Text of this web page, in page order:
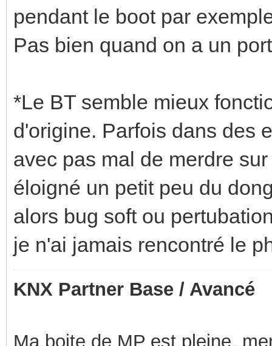
pendant le boot par
Pas bien quand on a un
*Le BT semble mieux
d'origine. Parfois dans des
avec pas mal de merdre
éloigné un petit peu du
alors bug soft ou
je n'ai jamais rencontré le
KNX Partner Base / Avancé
Ma boite de MP est pleine,